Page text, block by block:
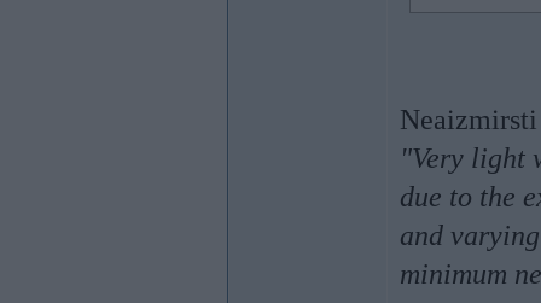
"Very light
due to the
and
minimum